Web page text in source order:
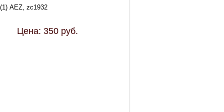
AEZ, zc1932
Цена: 350 руб.